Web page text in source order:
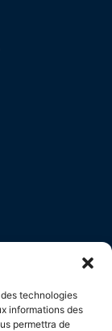
technologies
informations des
permettra de